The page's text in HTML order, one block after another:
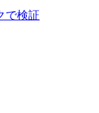
で検証